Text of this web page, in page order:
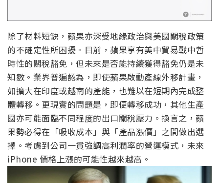
除了材料短缺，蘋果亦深受地緣政治與美國關稅政策
的不確定性所困擾。目前，蘋果享有美中貿易戰中暫
時性的關稅豁免，但未來是否能持續獲得豁免仍是未
知數。業界普遍認為，即使蘋果啟動產線外移計畫，
如擴大在印度或越南的產能，也難以在短期內完成整
體轉移。更現實的問題是，即便轉移成功，其他生產
國亦可能面臨不同程度的出口關稅壓力。換言之，蘋
果勢必得在「吸收成本」與「產品漲價」之間做出選
擇。考慮到公司一貫強調高利潤率的營運模式，未來
iPhone 價格上漲的可能性越來越高。